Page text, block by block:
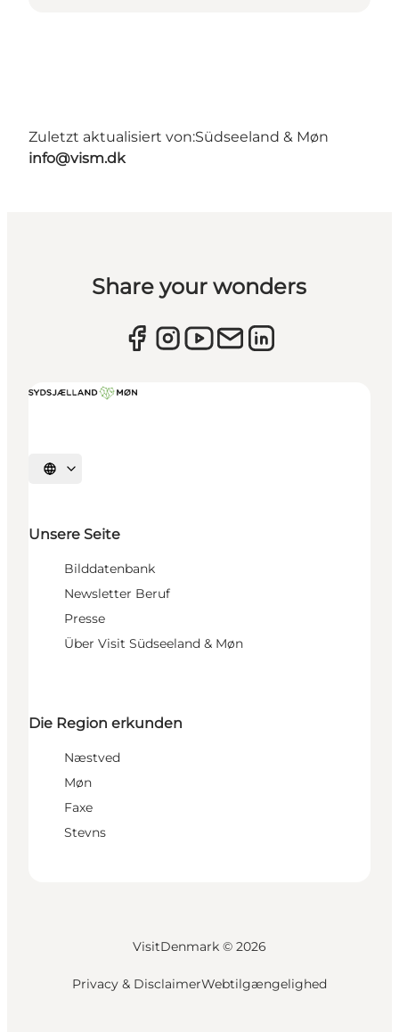
Zuletzt aktualisiert von:Südseeland & Møn
info@vism.dk
Share your wonders
Sprache auswählen
Unsere Seite
Bilddatenbank
Newsletter Beruf
Presse
Über Visit Südseeland & Møn
Die Region erkunden
Næstved
Møn
Faxe
Stevns
VisitDenmark © 2026
Privacy & DisclaimerWebtilgængelighed